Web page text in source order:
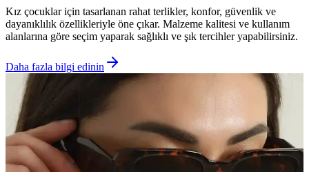
Kız çocuklar için tasarlanan rahat terlikler, konfor, güvenlik ve
dayanıklılık özellikleriyle öne çıkar. Malzeme kalitesi ve kullanım
alanlarına göre seçim yaparak sağlıklı ve şık tercihler yapabilirsiniz.
Daha fazla bilgi edinin